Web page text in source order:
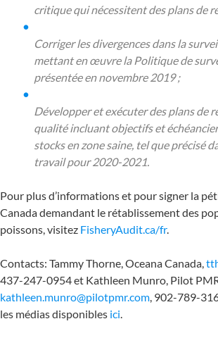
critique qui nécessitent des plans de
Corriger les divergences dans la
mettant en œuvre la Politique de
présentée en novembre 2019 ;
Développer et exécuter des plans de
qualité incluant objectifs et
stocks en zone saine, tel que précisé
travail pour 2020-2021.
Pour plus d’informations et pour signer la
Canada demandant le rétablissement des
poissons, visitez FisheryAudit.ca/fr.
Contacts: Tammy Thorne, Oceana Canada,
437-247-0954 et Kathleen Munro, Pilot
kathleen.munro@pilotpmr.com, 902-789-
les médias disponibles ici.